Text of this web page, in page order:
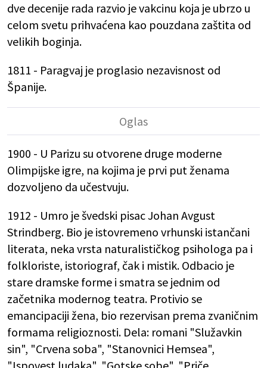
dve decenije rada razvio je vakcinu koja je ubrzo u
celom svetu prihvaćena kao pouzdana zaštita od
velikih boginja.
1811 - Paragvaj je proglasio nezavisnost od
Španije.
1900 - U Parizu su otvorene druge moderne
Olimpijske igre, na kojima je prvi put ženama
dozvoljeno da učestvuju.
1912 - Umro je švedski pisac Johan Avgust
Strindberg. Bio je istovremeno vrhunski istančani
literata, neka vrsta naturalističkog psihologa pa i
folkloriste, istoriograf, čak i mistik. Odbacio je
stare dramske forme i smatra se jednim od
začetnika modernog teatra. Protivio se
emancipaciji žena, bio rezervisan prema zvaničnim
formama religioznosti. Dela: romani "Služavkin
sin", "Crvena soba", "Stanovnici Hemsea",